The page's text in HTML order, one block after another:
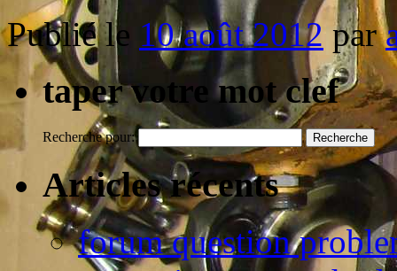
Publié le 10 août 2012 par
taper votre mot clef
Recherche pour:
Articles récents
forum question